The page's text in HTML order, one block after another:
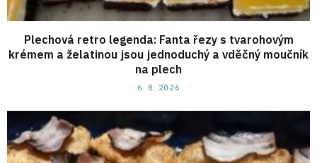
Plechová retro legenda: Fanta řezy s tvarohovým
krémem a želatinou jsou jednoduchý a vděčný moučník
na plech
6. 8. 2026